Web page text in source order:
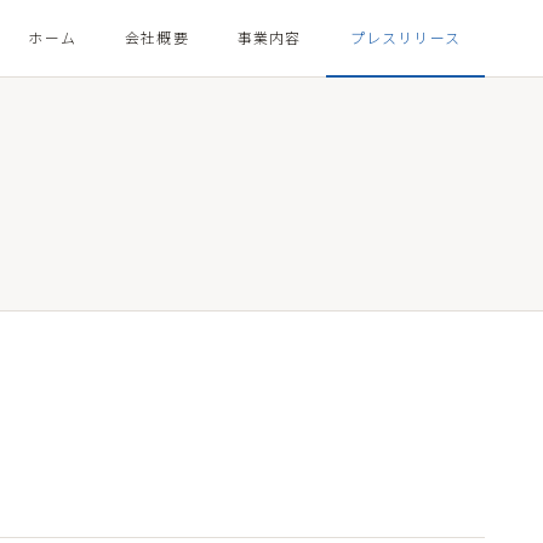
ホーム 会社概要 事業内容 プレスリリース